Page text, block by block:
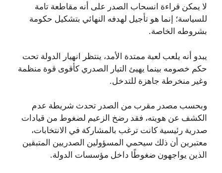
لا يمكن قراءة انسحاب الصدر على أنه مقاطعة تامة
للسياسة؛ إنما هو تأجيل لهدفه النهائي بتشكيل حكومة
بشروطه الخاصة.
يبدو أنه يلعب لعبة ممتدة الأمد، ينتظر انهيار الدولة تحت
حكم خصومه بينما يهيئ التيار الصدري كأقوى قوة منظمة
وغير منخرطة جاهزة للتدخل.
وبحسب مصدر مقرب من الصدر تحدث شريطة عدم
الكشف عن هويته، فقد رضخ الزعيم لضغوط من قيادات
صدرية رئيسية كانت ترغب بالمشاركة في الانتخابات،
معتبرين أن ذلك سيحمي المسؤولين الصدريين المتبقين
الذين يواجهون ضغوطًا داخل مؤسسات الدولة.